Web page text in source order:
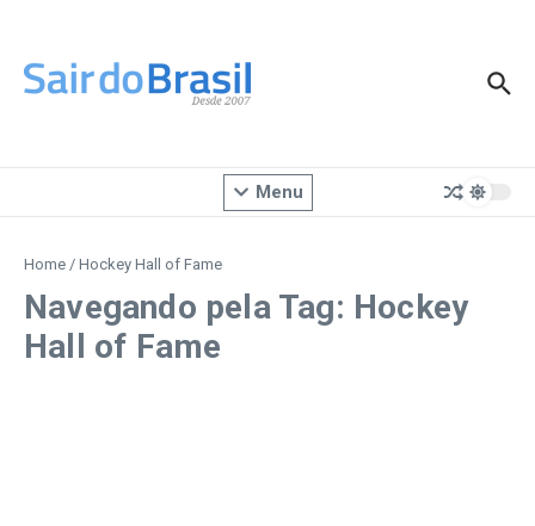
Menu
Home / Hockey Hall of Fame
Navegando pela Tag: Hockey
Hall of Fame